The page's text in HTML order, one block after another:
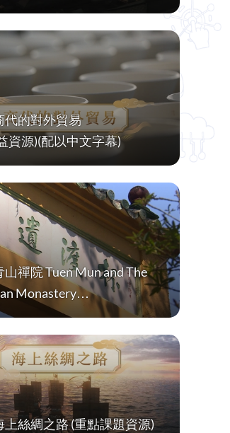
代的對外貿易
資源)(配以中文字幕)
禪院 Tuen Mun and The
Monastery…
上絲綢之路 (重點課題資源)